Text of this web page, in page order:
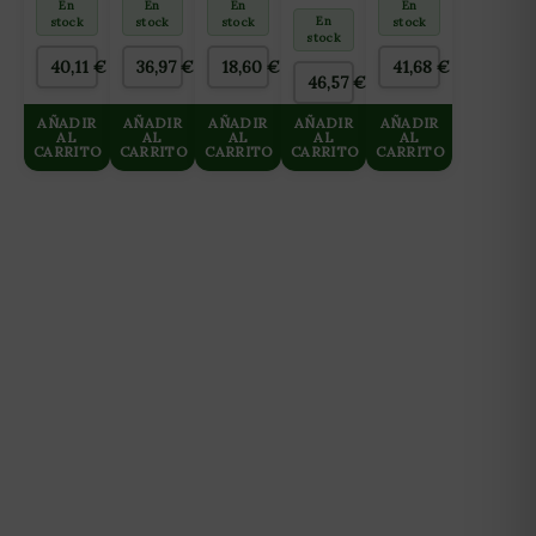
(FLORACIÓN
FINALIZACIÓN)
10L
En
stock
40,11 €
AÑADIR
AL
CARRITO
ONE
CULTIVO
DE
10L
En
stock
36,97€
AÑADIR
AL
CARRITO
(FLORACIÓN
FINALIZACIÓN)
2L
En
stock
18,60€
AÑADIR
AL
CARRITO
NH-
3000
En
stock
46,57€
AÑADIR
AL
CARRITO
En
stock
41,68€
AÑADIR
AL
CARRITO